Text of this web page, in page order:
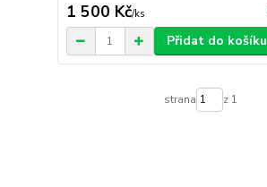
1 500 Kč/ks
Přidat do košíku
strana z 1